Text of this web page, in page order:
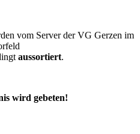
vom Server der VG Gerzen im
aussortiert.
wird gebeten!